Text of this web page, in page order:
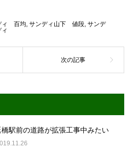
ィ 百均, サンディ山下 値段, サンデ
橋駅前の道路が拡張工事中みたい